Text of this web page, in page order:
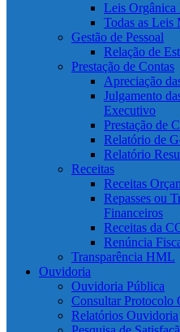
Leis
Todas as Leis
Gestão de Pessoal
Relação de
Prestação de Contas
Apreciação
Julgamento
Executivo
Prestação de
Relatório de
Relatório
Receitas
Receitas
Repasses ou
Financeiros
Receitas da
Renúncia
Transparência HML
Ouvidoria
Ouvidoria Pública
Consultar Protocolo
Relatórios Ouvidoria